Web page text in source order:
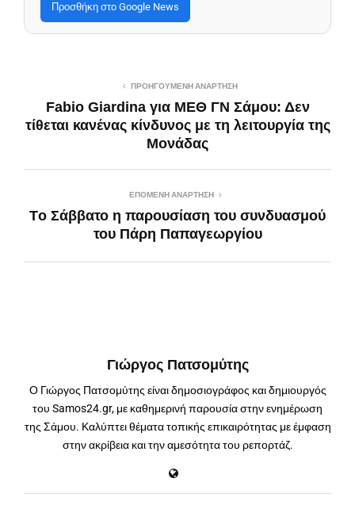
Προσθήκη στο Google News
ΠΡΟΗΓΟΎΜΕΝΗ ΑΝΆΡΤΗΣΗ
Fabio Giardina για ΜΕΘ ΓΝ Σάμου: Δεν
τίθεται κανένας κίνδυνος με τη λειτουργία της
Μονάδας
ΕΠΌΜΕΝΗ ΑΝΆΡΤΗΣΗ
Τo Σάββατο η παρουσίαση του συνδυασμού
του Πάρη Παπαγεωργίου
Γιώργος Πατσομύτης
Ο Γιώργος Πατσομύτης είναι δημοσιογράφος και δημιουργός
του Samos24.gr, με καθημερινή παρουσία στην ενημέρωση
της Σάμου. Καλύπτει θέματα τοπικής επικαιρότητας με έμφαση
στην ακρίβεια και την αμεσότητα του ρεπορτάζ.